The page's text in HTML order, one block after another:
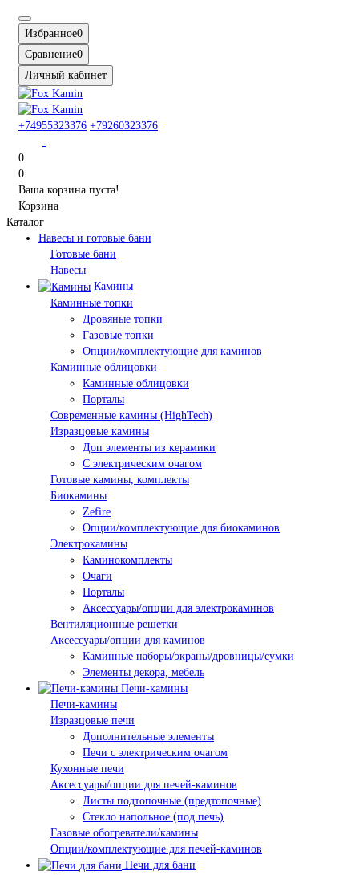
Избранное0
Сравнение0
Личный кабинет
+74955323376 +79260323376
0
0
Ваша корзина пуста!
Корзина
Каталог
Навесы и готовые бани
Готовые бани
Навесы
Камины
Каминные топки
Дровяные топки
Газовые топки
Опции/комплектующие для каминов
Каминные облицовки
Каминные облицовки
Порталы
Современные камины (HighTech)
Изразцовые камины
Доп элементы из керамики
С электрическим очагом
Готовые камины, комплекты
Биокамины
Zefire
Опции/комплектующие для биокаминов
Электрокамины
Каминокомплекты
Очаги
Порталы
Аксессуары/опции для электрокаминов
Вентиляционные решетки
Аксессуары/опции для каминов
Каминные наборы/экраны/дровницы/сумки
Элементы декора, мебель
Печи-камины
Печи-камины
Изразцовые печи
Дополнительные элементы
Печи с электрическим очагом
Кухонные печи
Аксессуары/опции для печей-каминов
Листы подтопочные (предтопочные)
Стекло напольное (под печь)
Газовые обогреватели/камины
Опции/комплектующие для печей-каминов
Печи для бани